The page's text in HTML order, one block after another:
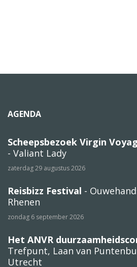
AGENDA
Scheepsbezoek Virgin
- Valiant Lady
zaterdag 29 augustus 2026
Reisbizz Festival -
Rhenen
zondag 6 september 2026
Het ANVR
Trefpunt, Laan van
Utrecht